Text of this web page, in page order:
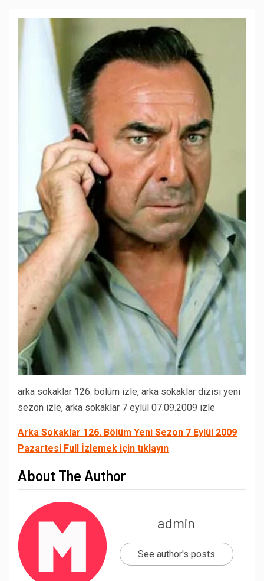
arka sokaklar 126. bölüm izle, arka sokaklar dizisi yeni
sezon izle, arka sokaklar 7 eylül 07.09.2009 izle
Arka Sokaklar 126. Bölüm Yeni Sezon 7 Eylül 2009
Pazartesi Full İzlemek için tıklayın
About The Author
admin
See author's posts